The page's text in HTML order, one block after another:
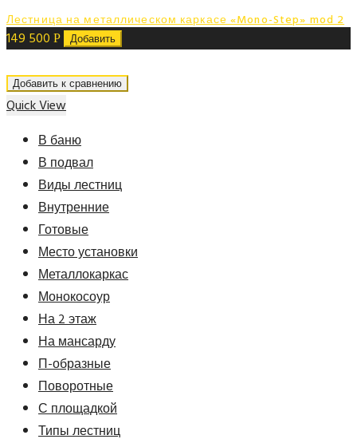
Лестница на металлическом каркасе «Mono-Step» mod 2
149 500 Р Добавить
Добавить к сравнению
Quick View
В баню
В подвал
Виды лестниц
Внутренние
Готовые
Место установки
Металлокаркас
Монокосоур
На 2 этаж
На мансарду
П-образные
Поворотные
С площадкой
Типы лестниц